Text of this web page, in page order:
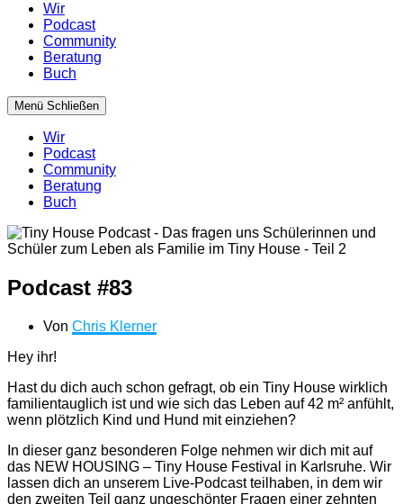
Wir
Podcast
Community
Beratung
Buch
Menü Schließen
Wir
Podcast
Community
Beratung
Buch
Podcast #83
Von Chris Klerner
Hey ihr!
Hast du dich auch schon gefragt, ob ein Tiny House wirklich
familientauglich ist und wie sich das Leben auf 42 m² anfühlt,
wenn plötzlich Kind und Hund mit einziehen?
In dieser ganz besonderen Folge nehmen wir dich mit auf
das NEW HOUSING – Tiny House Festival in Karlsruhe. Wir
lassen dich an unserem Live-Podcast teilhaben, in dem wir
den zweiten Teil ganz ungeschönter Fragen einer zehnten